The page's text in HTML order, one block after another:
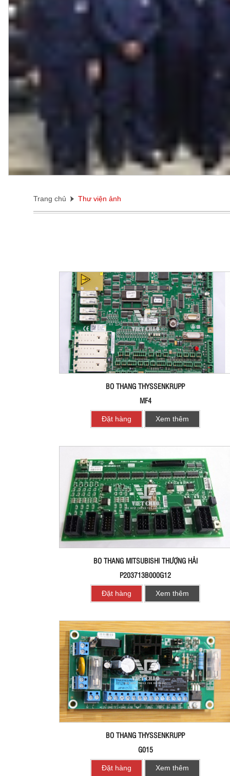
Trang chủ Thư viện ảnh
BO THANG THYSSENKRUPP
MF4
Đặt hàng Xem thêm
BO THANG MITSUBISHI THƯỢNG HẢI
P203713B000G12
Đặt hàng Xem thêm
BO THANG THYSSENKRUPP
G015
Đặt hàng Xem thêm